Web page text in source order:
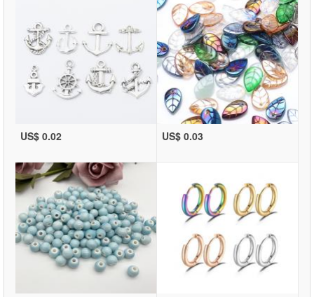
US$ 0.02 US$ 0.03